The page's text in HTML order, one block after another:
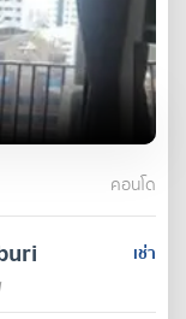
คอนโด
เช่า